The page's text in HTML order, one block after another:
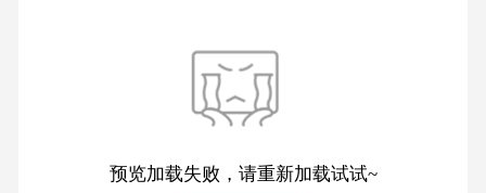
预览加载失败，请重新加载试试~